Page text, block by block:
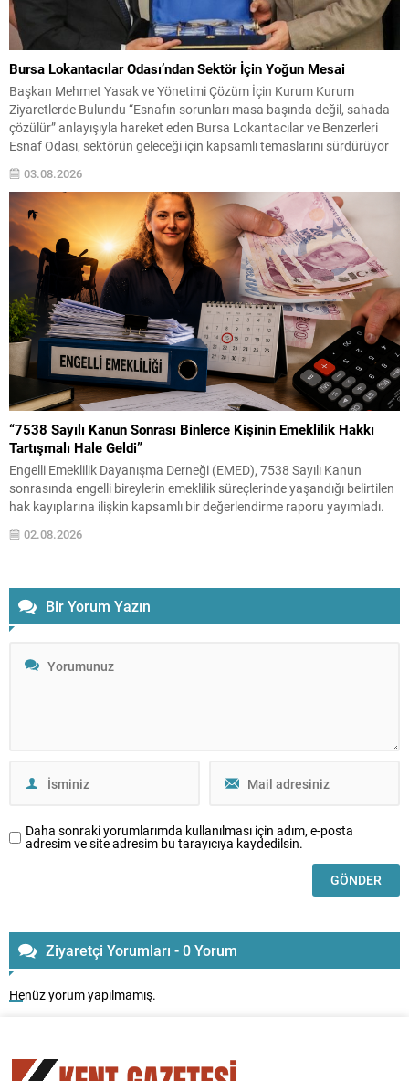
Bursa Lokantacılar Odası’ndan Sektör İçin Yoğun Mesai
Başkan Mehmet Yasak ve Yönetimi Çözüm İçin Kurum Kurum
Ziyaretlerde Bulundu “Esnafın sorunları masa başında değil, sahada
çözülür” anlayışıyla hareket eden Bursa Lokantacılar ve Benzerleri
Esnaf Odası, sektörün geleceği için kapsamlı temaslarını sürdürüyor
beklentilerinin karşılanması ve sektörün sürdürülebilir bir yapıya
kavuşması amacıyla çalışmalarını...
03.08.2026
“7538 Sayılı Kanun Sonrası Binlerce Kişinin Emeklilik Hakkı
Tartışmalı Hale Geldi”
Engelli Emeklilik Dayanışma Derneği (EMED), 7538 Sayılı Kanun
sonrasında engelli bireylerin emeklilik süreçlerinde yaşandığı belirtilen
hak kayıplarına ilişkin kapsamlı bir değerlendirme raporu yayımladı.
Haziran 2026 tarihli “7538 Sayılı Kanun Sonrası Engelli Emekliliğinde
Ortaya Çıkan Hak Kayıplarına İlişkin İstatistiksel Değerlendirme ve
02.08.2026
Bir Yorum Yazın
Daha sonraki yorumlarımda kullanılması için adım, e-posta
adresim ve site adresim bu tarayıcıya kaydedilsin.
Ziyaretçi Yorumları - 0 Yorum
Henüz yorum yapılmamış.